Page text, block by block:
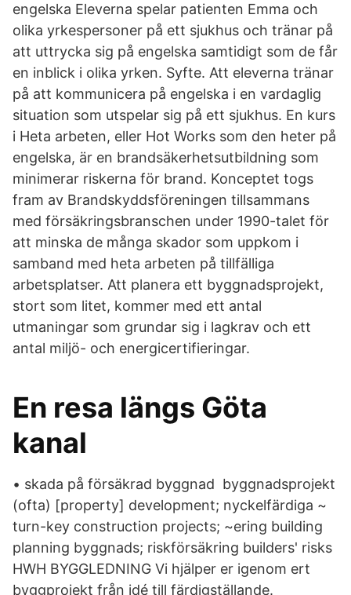
engelska Eleverna spelar patienten Emma och
olika yrkespersoner på ett sjukhus och tränar på
att uttrycka sig på engelska samtidigt som de får
en inblick i olika yrken. Syfte. Att eleverna tränar
på att kommunicera på engelska i en vardaglig
situation som utspelar sig på ett sjukhus. En kurs
i Heta arbeten, eller Hot Works som den heter på
engelska, är en brandsäkerhetsutbildning som
minimerar riskerna för brand. Konceptet togs
fram av Brandskyddsföreningen tillsammans
med försäkringsbranschen under 1990-talet för
att minska de många skador som uppkom i
samband med heta arbeten på tillfälliga
arbetsplatser. Att planera ett byggnadsprojekt,
stort som litet, kommer med ett antal
utmaningar som grundar sig i lagkrav och ett
antal miljö- och energicertifieringar.
En resa längs Göta
kanal
• skada på försäkrad byggnad byggnadsprojekt
(ofta) [property] development; nyckelfärdiga ~
turn-key construction projects; ~ering building
planning byggnads; riskförsäkring builders' risks
HWH BYGGLEDNING Vi hjälper er igenom ert
byggprojekt från idé till färdigställande.